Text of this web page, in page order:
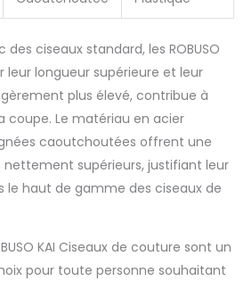
ciseaux standard, les ROBUSO
leur longueur supérieure et leur
plus élevé, contribue à
coupe. Le matériau en acier
caoutchoutées offrent une
supérieurs, justifiant leur
le haut de gamme des ciseaux de
KAI Ciseaux de couture sont un
pour toute personne souhaitant